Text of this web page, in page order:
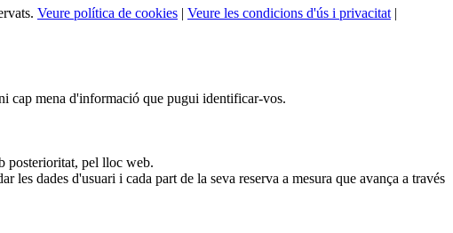
Veure política de cookies | Veure les condicions d'ús i privacitat |
cap mena d'informació que pugui identificar-vos.
posterioritat, pel lloc web.
les dades d'usuari i cada part de la seva reserva a mesura que avança a través